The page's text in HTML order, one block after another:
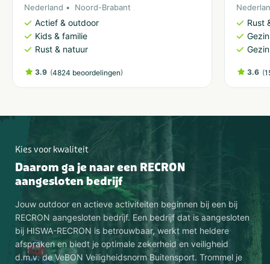
Nederland Noord-Brabant
Actief & outdoor
Kids & familie
Rust & natuur
3.9 (4824 beoordelingen)
Rust
3.6 (
Kies voor kwaliteit
Daarom ga je naar een RECRON
aangesloten bedrijf
Jouw outdoor en actieve activiteiten beginnen bij een bij
RECRON aangesloten bedrijf. Een bedrijf dat is aangesloten
bij HISWA-RECRON is betrouwbaar, werkt met heldere
afspraken en biedt je optimale zekerheid en veiligheid
d.m.v. de VeBON Veiligheidsnorm Buitensport. Trommel je